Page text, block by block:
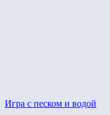
Игра с песком и водой